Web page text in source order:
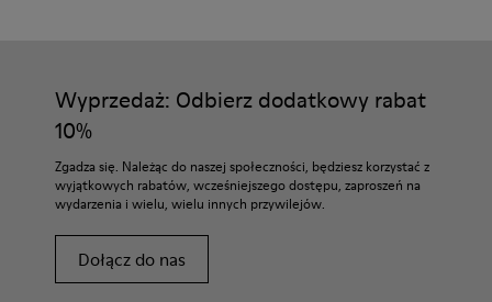
Wyprzedaż: Odbierz dodatkowy rabat
10%
Zgadza się. Należąc do naszej społeczności, będziesz korzystać z
wyjątkowych rabatów, wcześniejszego dostępu, zaproszeń na
wydarzenia i wielu, wielu innych przywilejów.
Dołącz do nas